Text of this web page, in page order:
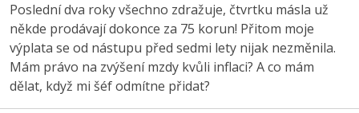
Poslední dva roky všechno zdražuje, čtvrtku másla už
někde prodávají dokonce za 75 korun! Přitom moje
výplata se od nástupu před sedmi lety nijak nezměnila.
Mám právo na zvýšení mzdy kvůli inflaci? A co mám
dělat, když mi šéf odmítne přidat?